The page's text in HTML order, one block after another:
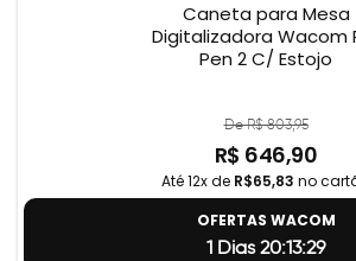
Caneta para Mesa
Digitalizadora Wacom
Pen 2 C/ Estojo
De R$ 803,95
R$ 646,90
Até 12x de R$65,83 no
OFERTAS WACOM
1 Dias 20:13:28